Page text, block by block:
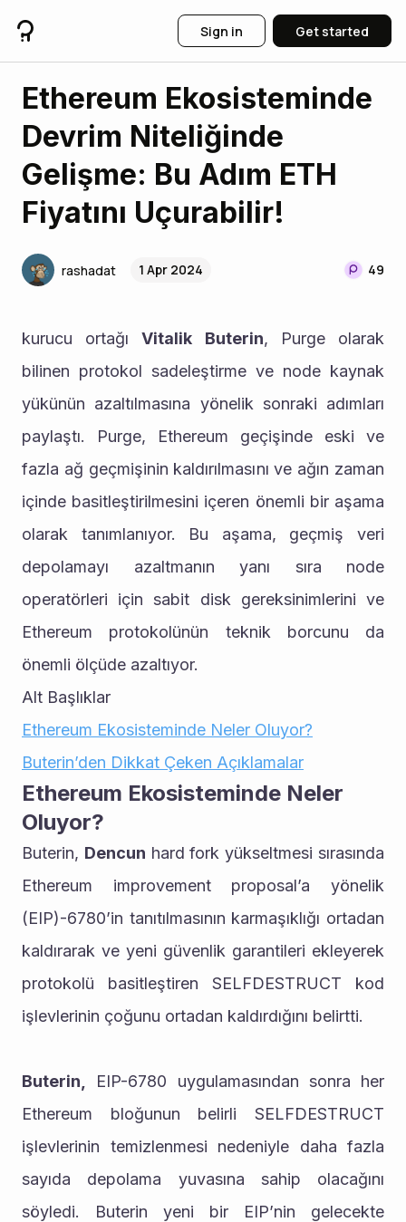
Sign in Get started
Ethereum Ekosisteminde
Devrim Niteliğinde
Gelişme: Bu Adım ETH
Fiyatını Uçurabilir!
rashadat 1 Apr 2024 49
kurucu ortağı Vitalik Buterin, Purge olarak
bilinen protokol sadeleştirme ve node kaynak
yükünün azaltılmasına yönelik sonraki adımları
paylaştı. Purge, Ethereum geçişinde eski ve
fazla ağ geçmişinin kaldırılmasını ve ağın zaman
içinde basitleştirilmesini içeren önemli bir aşama
olarak tanımlanıyor. Bu aşama, geçmiş veri
depolamayı azaltmanın yanı sıra node
operatörleri için sabit disk gereksinimlerini ve
Ethereum protokolünün teknik borcunu da
önemli ölçüde azaltıyor.
Alt Başlıklar
Ethereum Ekosisteminde Neler Oluyor?
Buterin’den Dikkat Çeken Açıklamalar
Ethereum Ekosisteminde Neler
Oluyor?
Buterin, Dencun hard fork yükseltmesi sırasında
Ethereum improvement proposal’a yönelik
(EIP)-6780’in tanıtılmasının karmaşıklığı ortadan
kaldırarak ve yeni güvenlik garantileri ekleyerek
protokolü basitleştiren SELFDESTRUCT kod
işlevlerinin çoğunu ortadan kaldırdığını belirtti.
Buterin,
EIP-6780 uygulamasından sonra her
Ethereum bloğunun belirli SELFDESTRUCT
işlevlerinin temizlenmesi nedeniyle daha fazla
sayıda depolama yuvasına sahip olacağını
söyledi. Buterin yeni bir EIP’nin gelecekte